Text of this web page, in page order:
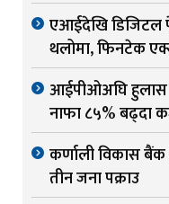
एआईदेखि डिजिटल
थलोमा, फिनटेक
आईपीओअघि हुलास
नाफा ८५% बढ्दा
कर्णाली विकास
तीन जना पक्राउ